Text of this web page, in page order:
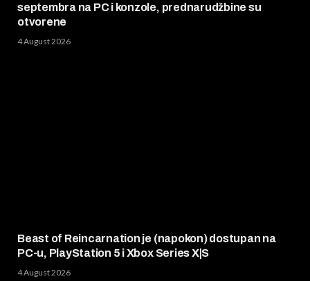
septembra na PC i konzole, prednarudžbine su
otvorene
4 August 2026
Beast of Reincarnation je (napokon) dostupan na
PC-u, PlayStation 5 i Xbox Series X|S
4 August 2026